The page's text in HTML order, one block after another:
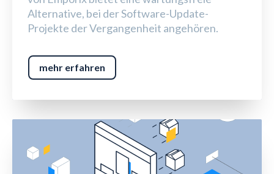
Alternative, bei der Software-Update-
Projekte der Vergangenheit angehören.
mehr erfahren